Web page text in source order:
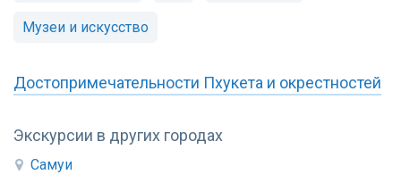
Экскурсии в других городах
Самуи
Музеи и искусство
Достопримечательности Пхукета и окрестностей